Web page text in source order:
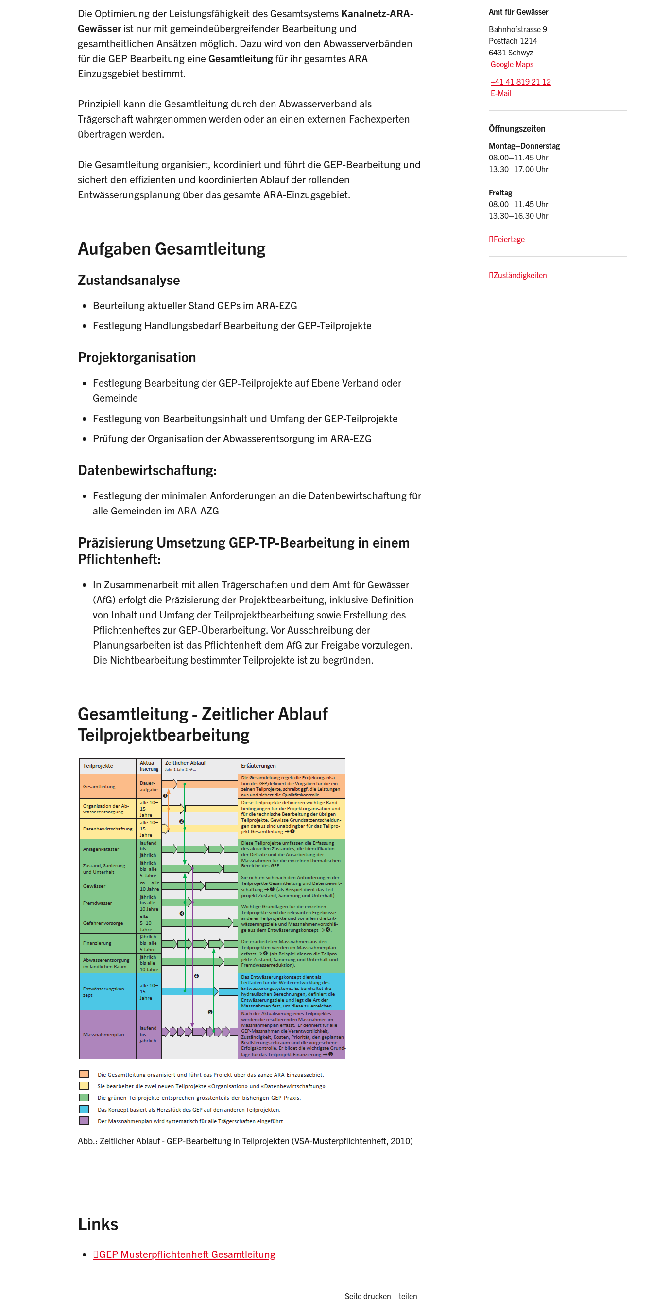
Die Optimierung der Leistungsfähigkeit des Gesamtsystems Kanalnetz-ARA-
Gewässerist nur mit gemeindeübergreifender Bearbeitung und
gesamtheitlichen Ansätzen möglich. Dazu wird von den Abwasserverbänden
für die GEP Bearbeitung eine Gesamtleitungfür ihr gesamtes ARA
Einzugsgebiet bestimmt.
Prinzipiell kann die Gesamtleitung durch den Abwasserverband als
Trägerschaft wahrgenommen werden oder an einen externen Fachexperten
übertragen werden.
Die Gesamtleitung organisiert, koordiniert und führt die GEP-Bearbeitung und
sichert den effizienten und koordinierten Ablauf der rollenden
Entwässerungsplanung über das gesamte ARA-Einzugsgebiet.
Aufgaben Gesamtleitung
Zustandsanalyse
Beurteilung aktueller Stand GEPs im ARA-EZG
Festlegung Handlungsbedarf Bearbeitung der GEP-Teilprojekte
Projektorganisation
Festlegung Bearbeitung der GEP-Teilprojekte auf Ebene Verband oder
Gemeinde
Festlegung von Bearbeitungsinhalt und Umfang der GEP-Teilprojekte
Prüfung der Organisation der Abwasserentsorgung im ARA-EZG
Datenbewirtschaftung:
Festlegung der minimalen Anforderungen an die Datenbewirtschaftung für
alle Gemeinden im ARA-AZG
Präzisierung Umsetzung GEP-TP-Bearbeitung in einem
Pflichtenheft:
In Zusammenarbeit mit allen Trägerschaften und dem Amt für Gewässer
(AfG) erfolgt die Präzisierung der Projektbearbeitung, inklusive Definition
von Inhalt und Umfang der Teilprojektbearbeitung sowie Erstellung des
Pflichtenheftes zur GEP-Überarbeitung. Vor Ausschreibung der
Planungsarbeiten ist das Pflichtenheft dem AfG zur Freigabe vorzulegen.
Die Nichtbearbeitung bestimmter Teilprojekte ist zu begründen.
Gesamtleitung - Zeitlicher Ablauf
Teilprojektbearbeitung
Abb.: Zeitlicher Ablauf - GEP-Bearbeitung in Teilprojekten (VSA-Musterpflichtenheft, 2010)
Links
GEP Musterpflichtenheft Gesamtleitung
Sidebar
Adresse
Amt für Gewässer
Bahnhofstrasse 9
Postfach 1214
6431 Schwyz
Google Maps
Tel.:
+41 41 819 21 12
E-Mail: afg
E-Mail
Öffnungszeiten
Montag–Donnerstag
08.00–11.45 Uhr
13.30–17.00 Uhr
Freitag
08.00–11.45 Uhr
13.30–16.30 Uhr
Feiertage
Zuständigkeiten
Diese Seite drucken oder teilen:
Seite drucken teilen